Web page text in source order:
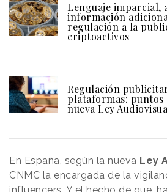
Lenguaje imparcial,
información
regulación a la
criptoactivos
Regulación
plataformas:
nueva Ley
En España, según la nueva Ley
CNMC la encargada de la